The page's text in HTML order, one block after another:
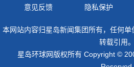
意见反馈
隐私保护
本网站内容归星岛新闻集团所有，任何
转载引用。
星岛环球网版权所有 Copyright ©